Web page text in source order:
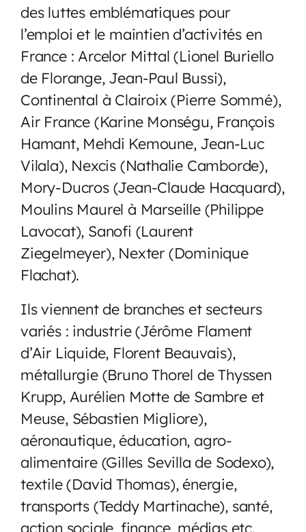
des luttes emblématiques pour
l’emploi et le maintien d’activités en
France : Arcelor Mittal (Lionel Buriello
de Florange, Jean-Paul Bussi),
Continental à Clairoix (Pierre Sommé),
Air France (Karine Monségu, François
Hamant, Mehdi Kemoune, Jean-Luc
Vilala), Nexcis (Nathalie Camborde),
Mory-Ducros (Jean-Claude Hacquard),
Moulins Maurel à Marseille (Philippe
Lavocat), Sanofi (Laurent
Ziegelmeyer), Nexter (Dominique
Flachat).
Ils viennent de branches et secteurs
variés : industrie (Jérôme Flament
d’Air Liquide, Florent Beauvais),
métallurgie (Bruno Thorel de Thyssen
Krupp, Aurélien Motte de Sambre et
Meuse, Sébastien Migliore),
aéronautique, éducation, agro-
alimentaire (Gilles Sevilla de Sodexo),
textile (David Thomas), énergie,
transports (Teddy Martinache), santé,
action sociale, finance, médias etc.